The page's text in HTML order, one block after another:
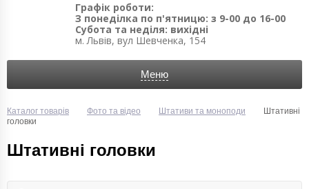
Графік роботи:
З понеділка по п'ятницю: з 9-00 до 16-00
Субота та неділя: вихідні
м. Львів, вул Шевченка, 154
Меню
Каталог товарів Фото та відео Штативи та моноподи
Штативні
головки
Штативні головки